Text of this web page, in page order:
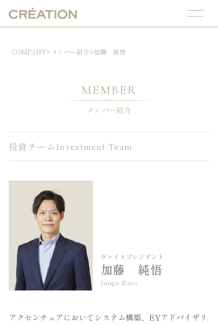
COMPANY>メンバー紹介>加藤 純悟
MEMBER
メンバー紹介
投資チーム Investment Team
ヴァイスプレジデント
加藤 純悟
Jungo Kato
アクセンチュアにおいてシステム構築、EYアドバイザリ